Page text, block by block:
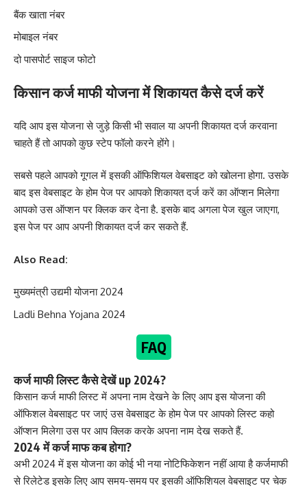
बैंक खाता नंबर
मोबाइल नंबर
दो पासपोर्ट साइज फोटो
किसान कर्ज माफी योजना में शिकायत कैसे दर्ज करें
यदि आप इस योजना से जुड़े किसी भी सवाल या अपनी शिकायत दर्ज करवाना
चाहते हैं तो आपको कुछ स्टेप फॉलो करने होंगे।
सबसे पहले आपको गूगल में इसकी ऑफिशियल वेबसाइट को खोलना होगा. उसके
बाद इस वेबसाइट के होम पेज पर आपको शिकायत दर्ज करें का ऑप्शन मिलेगा
आपको उस ऑप्शन पर क्लिक कर देना है. इसके बाद अगला पेज खुल जाएगा,
इस पेज पर आप अपनी शिकायत दर्ज कर सकते हैं.
Also Read:
मुख्यमंत्री उद्यमी योजना 2024
Ladli Behna Yojana 2024
FAQ
कर्ज माफी लिस्ट कैसे देखें up 2024?
किसान कर्ज माफी लिस्ट में अपना नाम देखने के लिए आप इस योजना की
ऑफिशल वेबसाइट पर जाएं उस वेबसाइट के होम पेज पर आपको लिस्ट कहो
ऑप्शन मिलेगा उस पर आप क्लिक करके अपना नाम देख सकते हैं.
2024 में कर्ज माफ कब होगा?
अभी 2024 में इस योजना का कोई भी नया नोटिफिकेशन नहीं आया है कर्जमाफी
से रिलेटेड इसके लिए आप समय-समय पर इसकी ऑफिशियल वेबसाइट पर चेक